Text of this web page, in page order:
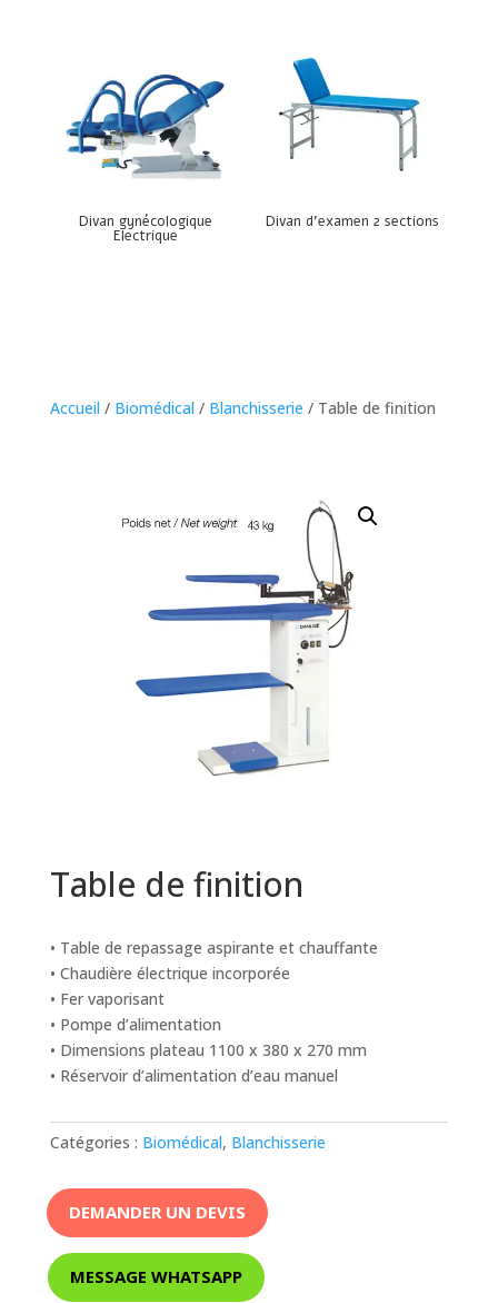
Divan gynécologique
Electrique
Divan d’examen 2 sections
Accueil / Biomédical / Blanchisserie / Table de finition
Table de finition
• Table de repassage aspirante et chauffante
• Chaudière électrique incorporée
• Fer vaporisant
• Pompe d’alimentation
• Dimensions plateau 1100 x 380 x 270 mm
• Réservoir d’alimentation d’eau manuel
Catégories : Biomédical, Blanchisserie
DEMANDER UN DEVIS
MESSAGE WHATSAPP